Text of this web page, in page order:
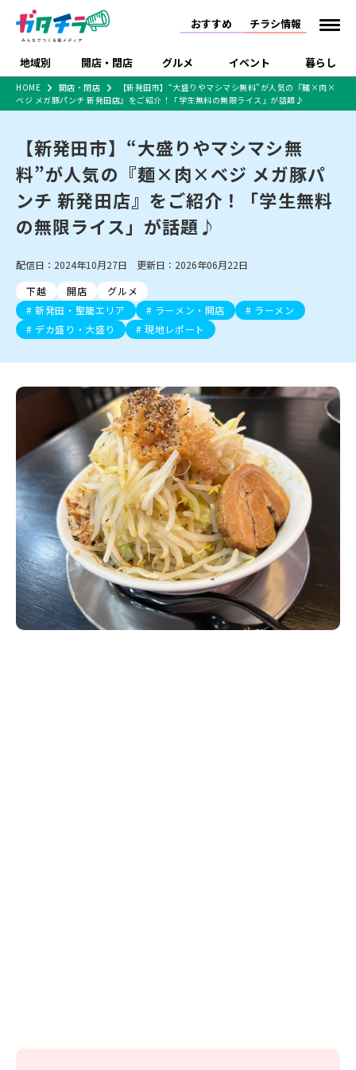
おすすめ チラシ情報
地域別 開店・閉店 グルメ イベント 暮らし
新潟市 下越
中越 上越
新潟市中央区 新潟市東区 新潟市西区
新潟市南区
新潟市江南区 新潟市秋葉区
新潟市西蒲区
村上・関川
新発田・聖籠
胎内・粟島
三条・加茂・田上
五泉・阿賀野・阿賀
長岡・見附
小千谷・十日町・津南
魚沼・南魚沼・湯沢
柏崎・刈羽・出雲崎
上越・妙高・糸魚川
開店 閉店
リニューアル・移転 休業 開店まとめ
閉店まとめ
新潟市・開店
新潟市・閉店
長岡市・開店
ラーメン 現地レポート
和食 洋食
ご当地グルメ 食べ歩き テイクアウト
カフェ
居酒屋・バー 焼肉
パスタ
パン・ベーカリー
タレカツ・豚カツ
デカ盛り・大盛り
定食・町定食 海鮮・鮨
日本酒・新潟清酒
ワイン・クラフトビール
ケーキ・パフェ
ビアガーデン・暑気払い
忘新年会・歓送迎会
体験・販売 祭り・伝統行事
趣味・展示会 ライブ・コンサート
にいがた酒の陣・新潟
セミナー・講演会 子ども向け 花火大会
住宅展示場
完成見学会 学生スポーツ アルビレックス
施設・ショップ
住宅メーカー・工務
店
食品メーカー・県産
品
観光スポット
温泉・入浴
リラクゼーション・整体
スキー場
リユース・買取
病院・クリニック
イオンモール
ビルボードプレイスBP
新潟伊勢丹
ピア万代
リバーサイド千秋
パティオPATIO
特売セール インタビュー
特集・まとめ記事
セツコママ ランキング 新潟人
開店まとめ
閉店まとめ 人気記事まとめ
ラーメンまとめ
飲食店まとめ
食品スーパー・コンビ
戸建住宅・マンショ
ショッピングモール・
大型施設
ドラッグストア・ホーム
センター
インテリア・雑貨
外食・テイクアウト
新車・中古車・カー用品
旅行・レジャー
上越・妙高・糸魚川 チラシ
注目 チラシ
週末セール
オープン・リニューアルセール
周年祭・感謝祭セール
年末・初売りセール
HOME 開店・閉店
【新発田市】“大盛りやマシマシ無料”が人気の『麺×肉×
ベジ メガ豚パンチ 新発田店』をご紹介！「学生無料の無限ライス」が話題♪
【新発田市】“大盛りやマシマシ無
料”が人気の『麺×肉×ベジ メガ豚パ
ンチ 新発田店』をご紹介！「学生無料
の無限ライス」が話題♪
配信日：2024年10月27日 更新日：2026年06月22日
下越
開店
グルメ
新発田・聖籠エリア
ラーメン・開店
ラーメン
デカ盛り・大盛り
現地レポート